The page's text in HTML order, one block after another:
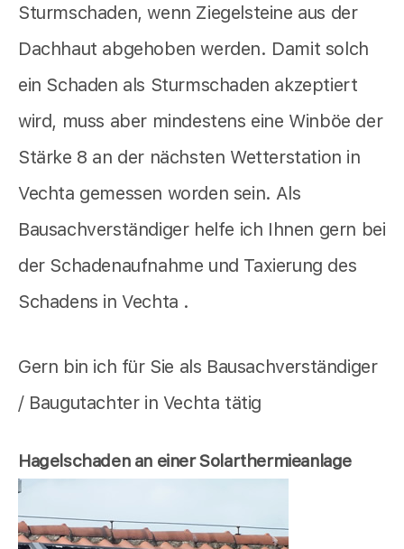
Sturmschaden, wenn Ziegelsteine aus der
Dachhaut abgehoben werden. Damit solch
ein Schaden als Sturmschaden akzeptiert
wird, muss aber mindestens eine Winböe der
Stärke 8 an der nächsten Wetterstation in
Vechta gemessen worden sein. Als
Bausachverständiger helfe ich Ihnen gern bei
der Schadenaufnahme und Taxierung des
Schadens in Vechta .
Gern bin ich für Sie als Bausachverständiger
/ Baugutachter in Vechta tätig
Hagelschaden an einer Solarthermieanlage